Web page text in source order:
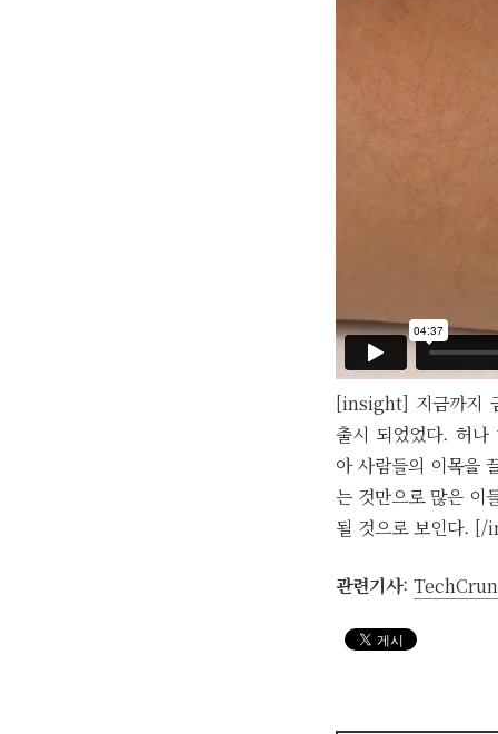
[insight] 지금까지
출시 되었었다. 허
아 사람들의 이목을
는 것만으로 많은 이
될 것으로 보인다.
관련기사: